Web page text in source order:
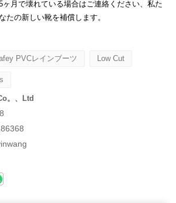
ヶ月で壊れている場合はご連絡ください、私た
たの新しい靴を補償します。
PVCレインブーツ Low Cut
。、Ltd